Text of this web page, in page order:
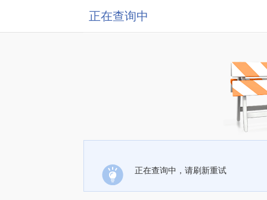
正在查询中
正在查询中，请刷新重试